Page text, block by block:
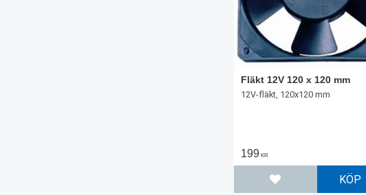
Fläkt 12V 120 x 120 mm
12V-fläkt, 120x120 mm
199 KR
Lägg till i favoriter
KÖP